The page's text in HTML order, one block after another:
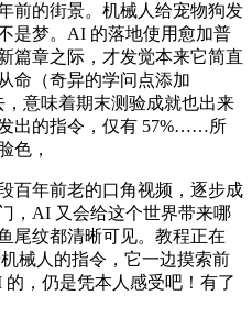
前的街景。机械人给宠物狗发
是梦。AI 的落地使用愈加普
篇章之际，才发觉本来它简直
命（奇异的学问点添加
意味着期末测验成就也出来
出的指令，仅有 57%……所
色，
年前老的口角视频，逐步成
，AI 又会给这个世界带来哪
尾纹都清晰可见。教程正在
械人的指令，它一边摸索前
，仍是凭本人感受吧！有了